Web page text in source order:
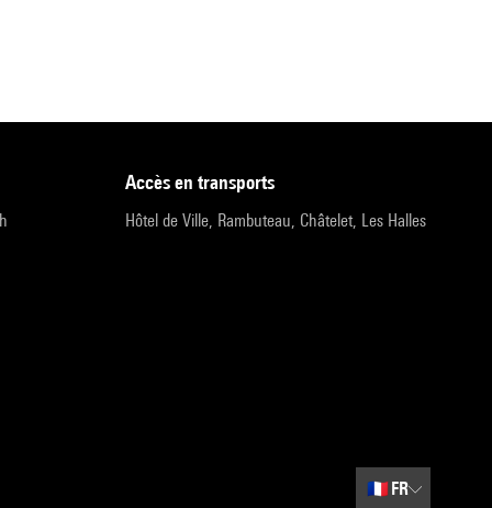
accès en transports
Hôtel de Ville, Rambuteau, Châtelet, Les Halles
🇫🇷 FR